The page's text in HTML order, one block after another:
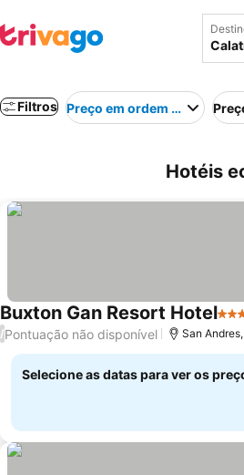
Filtros Preço em ordem crescente
Hotéis
Buxton Gan Resort Hotel4
/Pontuação não disponível San
Selecione as datas para ver os